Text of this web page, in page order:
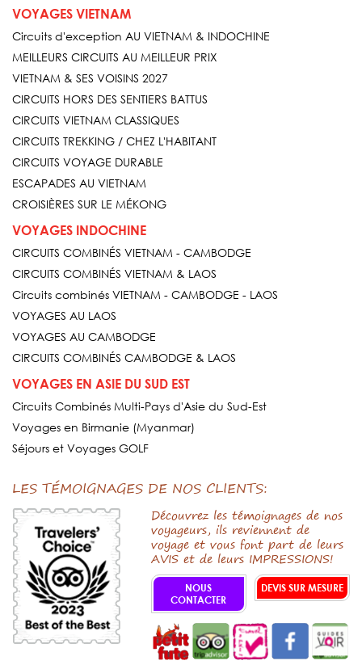
VOYAGES VIETNAM
Circuits d'exception AU VIETNAM & INDOCHINE
MEILLEURS CIRCUITS AU MEILLEUR PRIX
VIETNAM & SES VOISINS 2027
CIRCUITS HORS DES SENTIERS BATTUS
CIRCUITS VIETNAM CLASSIQUES
CIRCUITS TREKKING / CHEZ L'HABITANT
CIRCUITS VOYAGE DURABLE
ESCAPADES AU VIETNAM
CROISIÈRES SUR LE MÉKONG
VOYAGES INDOCHINE
CIRCUITS COMBINÉS VIETNAM - CAMBODGE
CIRCUITS COMBINÉS VIETNAM & LAOS
Circuits combinés VIETNAM - CAMBODGE - LAOS
VOYAGES AU LAOS
VOYAGES AU CAMBODGE
CIRCUITS COMBINÉS CAMBODGE & LAOS
VOYAGES EN ASIE DU SUD EST
Circuits Combinés Multi-Pays d'Asie du Sud-Est
Voyages en Birmanie (Myanmar)
Séjours et Voyages GOLF
LES TÉMOIGNAGES DE NOS CLIENTS:
Découvrez les témoignages de nos
voyageurs, ils reviennent de
voyage et vous font part de leurs
AVIS et de leurs IMPRESSIONS!
NOUS
CONTACTER
DEVIS SUR MESURE